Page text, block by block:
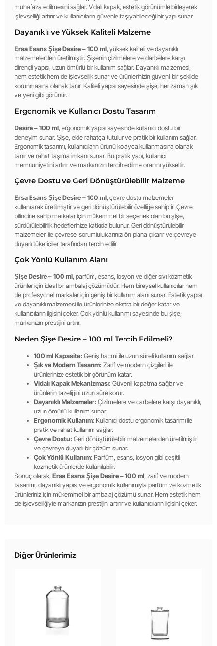
muhafaza edilmesini sağlar. Vidalı kapak, estetik görünümle birleşerek
işlevselliği artırır ve kullanıcıların güvenle taşıyabileceği bir yapı sunar.
Dayanıklı ve Yüksek Kaliteli Malzeme
Ersa Esans Şişe Desire – 100 ml, yüksek kaliteli ve dayanıklı
malzemelerden üretilmiştir. Şişenin çizilmelere ve darbelere karşı
dirençli yapısı, uzun ömürlü bir kullanım sağlar. Dayanıklı malzemesi,
hem estetik hem de işlevsellik sunar ve ürünlerinizin güvenli bir şekilde
korunmasına olanak tanır. Kaliteli yapısı sayesinde şişe, her zaman şık
ve yeni gibi görünür.
Ergonomik ve Kullanıcı Dostu Tasarım
Desire – 100 ml, ergonomik yapısı sayesinde kullanıcı dostu bir
deneyim sunar. Şişe, elde rahatça tutulur ve pratik bir kullanım sağlar.
Ergonomik tasarımı, kullanıcıların ürünü kolayca kullanmasına olanak
tanır ve rahat taşıma imkanı sunar. Bu pratik yapı, kullanıcı
memnuniyetini artırır ve markanızın tercih edilme oranını yükseltir.
Çevre Dostu ve Geri Dönüştürülebilir Malzeme
Ersa Esans Şişe Desire – 100 ml, çevre dostu malzemeler
kullanılarak üretilmiştir ve geri dönüştürülebilir özelliğe sahiptir. Çevre
bilincine sahip markalar için mükemmel bir seçenek olan bu şişe,
sürdürülebilirlik hedeflerinize katkıda bulunur. Geri dönüştürülebilir
malzemeleri ile çevresel sorumluluklarınızı ön plana çıkarır ve çevreye
duyarlı tüketiciler tarafından tercih edilir.
Çok Yönlü Kullanım Alanı
Şişe Desire – 100 ml, parfüm, esans, losyon ve diğer sıvı kozmetik
ürünler için ideal bir ambalaj çözümüdür. Hem bireysel kullanıcılar hem
de profesyonel markalar için geniş bir kullanım alanı sunar. Estetik yapısı
ve dayanıklı malzemesi ile ürünlerinize ekstra bir değer katar ve
kullanıcıların ilgisini çeker. Çok yönlü kullanımı sayesinde bu şişe,
markanızın prestijini artırır.
Neden Şişe Desire – 100 ml Tercih Edilmeli?
100 ml Kapasite: Geniş hacmi ile uzun süreli kullanım sağlar.
Şık ve Modern Tasarım: Zarif ve modern çizgileri ile
ürünlerinize estetik bir görünüm katar.
Vidalı Kapak Mekanizması: Güvenli kapatma sağlar ve
ürünlerin tazeliğini uzun süre korur.
Dayanıklı Malzemeler: Çizilmelere ve darbelere karşı dayanıklı,
uzun ömürlü kullanım sunar.
Ergonomik Kullanım: Kullanıcı dostu ergonomik tasarımı ile
pratik ve rahat kullanım sağlar.
Çevre Dostu: Geri dönüştürülebilir malzemelerden üretilmiştir
ve çevreye duyarlı bir çözüm sunar.
Çok Yönlü Kullanım: Parfüm, esans, losyon gibi çeşitli
kozmetik ürünlerde kullanılabilir.
Sonuç olarak, Ersa Esans Şişe Desire – 100 ml, zarif ve modern
tasarımı, dayanıklı yapısı ve ergonomik kullanımıyla parfüm ve kozmetik
ürünleriniz için mükemmel bir ambalaj çözümü sunar. Hem estetik hem
de işlevselliğiyle markanızın prestijini artırır ve kullanıcıların ilgisini çeker.
Diğer Ürünlerimiz